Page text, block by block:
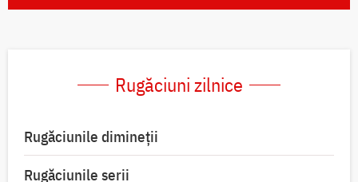
Rugăciuni zilnice
Rugăciunile dimineții
Rugăciunile serii